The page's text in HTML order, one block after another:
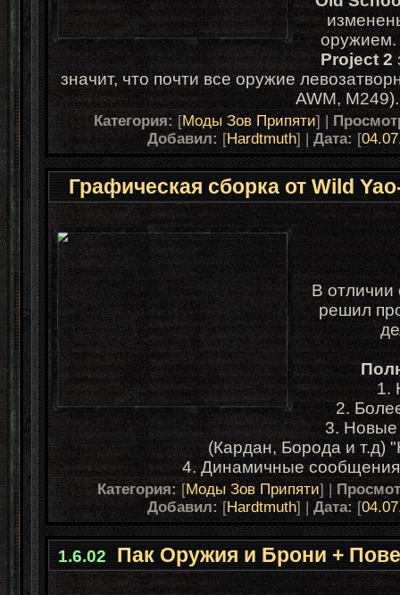
оружием.
Project 2
значит, что почти все оружие
AWM,
Категория:[Моды Зов Припяти] |
Добавил: [Hardtmuth] | Дата: [
Графическая сборка от Wild
В отличии
решил
1.
2.
3. Новые
(Кардан, Борода и т.д)
4. Динамичные сообщения
Категория: [Моды Зов Припяти] |
Добавил: [Hardtmuth] | Дата: [
1.6.02 Пак Оружия и Брони +